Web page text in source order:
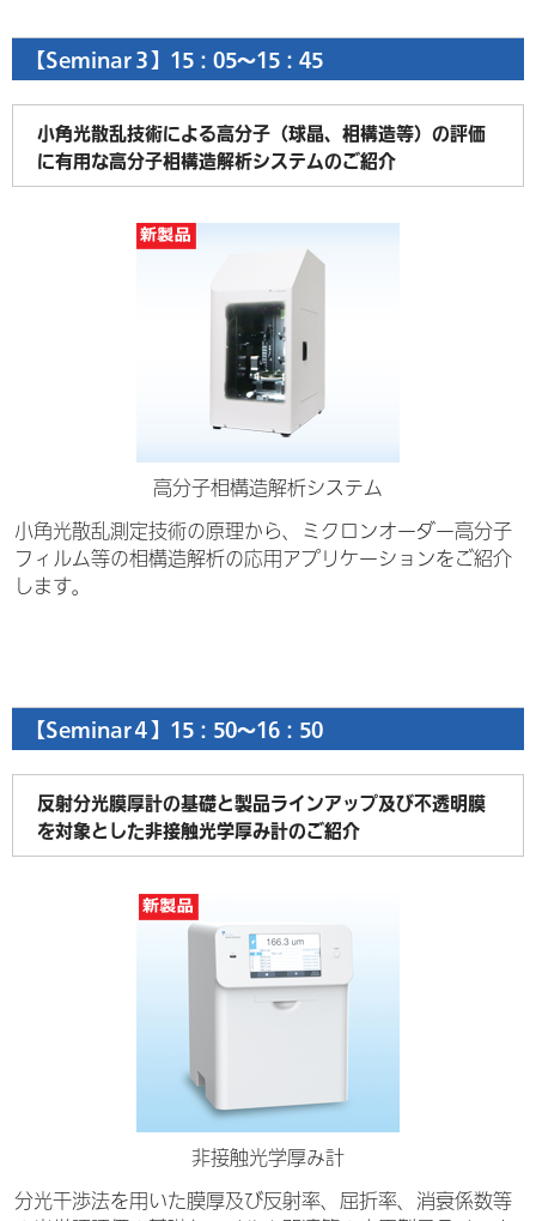
【Seminar３】15：05～15：45
小角光散乱技術による高分子（球晶、相構造等）の評価
に有用な高分子相構造解析システムのご紹介
高分子相構造解析システム
小角光散乱測定技術の原理から、ミクロンオーダー高分子
フィルム等の相構造解析の応用アプリケーションをご紹介
します。
【Seminar４】15：50～16：50
反射分光膜厚計の基礎と製品ラインアップ及び不透明膜
を対象とした非接触光学厚み計のご紹介
非接触光学厚み計
分光干渉法を用いた膜厚及び反射率、屈折率、消衰係数等